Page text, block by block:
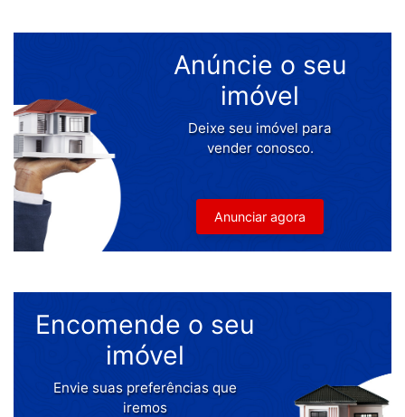
Anúncie o seu
imóvel
Deixe seu imóvel para
vender conosco.
Anunciar agora
Encomende o seu
imóvel
Envie suas preferências que
iremos